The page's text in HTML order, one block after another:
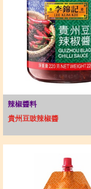
辣椒醬料
貴州豆豉辣椒醬